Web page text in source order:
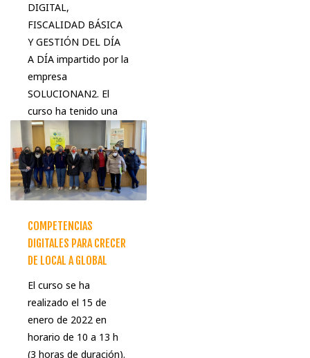
DIGITAL,
FISCALIDAD BÁSICA
Y GESTIÓN DEL DÍA
A DÍA impartido por la
empresa
SOLUCIONAN2. El
curso ha tenido una
duración de 6 horas
distribuidas en
COMPETENCIAS
DIGITALES PARA CRECER
DE LOCAL A GLOBAL
El curso se ha
realizado el 15 de
enero de 2022 en
horario de 10 a 13 h
(3 horas de duración).